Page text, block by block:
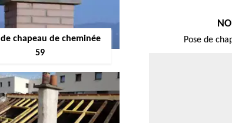
de chapeau de cheminée
59
Pose de